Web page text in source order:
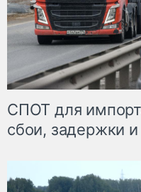
СПОТ для
сбои, задержки